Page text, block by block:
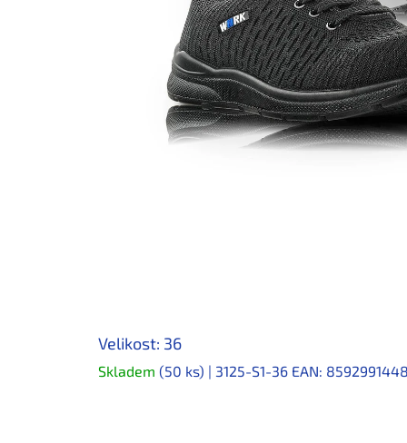
Velikost: 36
Skladem (50 ks) | 3125-S1-36 EAN: